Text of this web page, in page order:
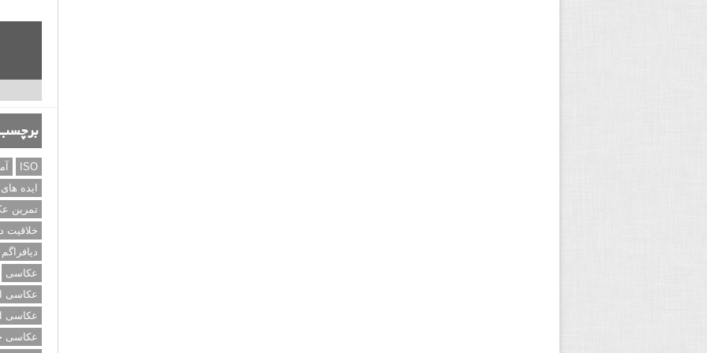
ISO
ایده
تمرین
خلاقیت
دیافراگم
عکاسی
عکاسی
عکاسی
عکاسی